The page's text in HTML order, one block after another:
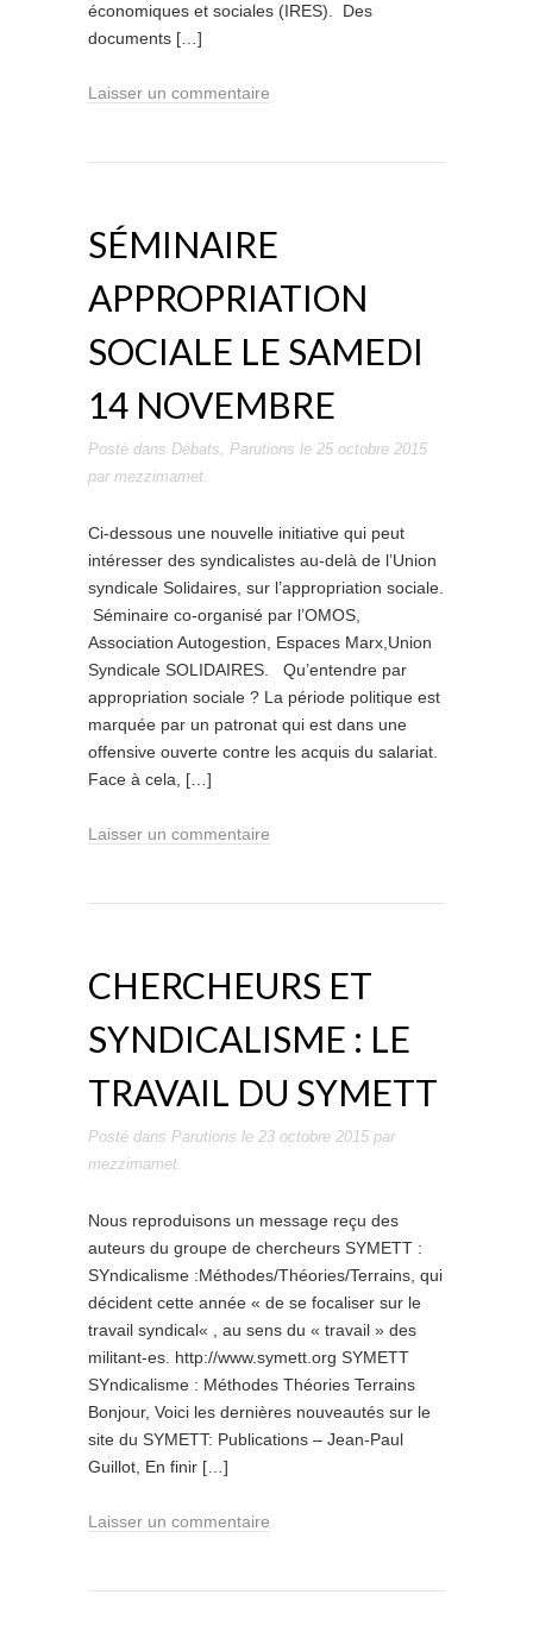
économiques et sociales (IRES). Des
documents […]
Laisser un commentaire
SÉMINAIRE
APPROPRIATION
SOCIALE LE SAMEDI
14 NOVEMBRE
Posté dans Débats, Parutions le 25 octobre 2015
par mezzimamet.
Ci-dessous une nouvelle initiative qui peut
intéresser des syndicalistes au-delà de l’Union
syndicale Solidaires, sur l’appropriation sociale.
Séminaire co-organisé par l’OMOS,
Association Autogestion, Espaces Marx,Union
Syndicale SOLIDAIRES. Qu’entendre par
appropriation sociale ? La période politique est
marquée par un patronat qui est dans une
offensive ouverte contre les acquis du salariat.
Face à cela, […]
Laisser un commentaire
CHERCHEURS ET
SYNDICALISME : LE
TRAVAIL DU SYMETT
Posté dans Parutions le 23 octobre 2015 par
mezzimamet.
Nous reproduisons un message reçu des
auteurs du groupe de chercheurs SYMETT :
SYndicalisme :Méthodes/Théories/Terrains, qui
décident cette année « de se focaliser sur le
travail syndical« , au sens du « travail » des
militant-es. http://www.symett.org SYMETT
SYndicalisme : Méthodes Théories Terrains
Bonjour, Voici les dernières nouveautés sur le
site du SYMETT: Publications – Jean-Paul
Guillot, En finir […]
Laisser un commentaire